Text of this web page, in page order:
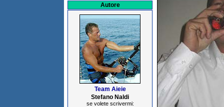
Autore
Team Aieie
Stefano Naldi
se volete scrivermi: